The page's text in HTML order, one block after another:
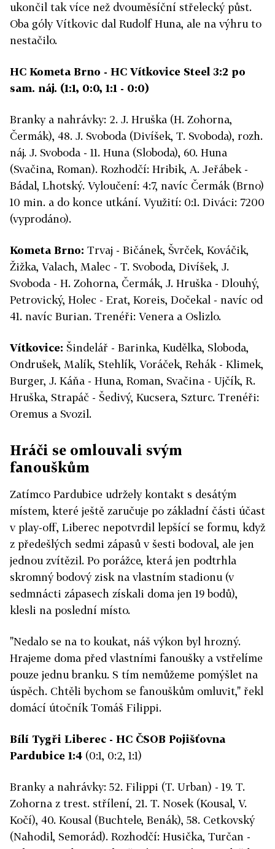
ukončil tak více než dvouměsíční střelecký půst.
Oba góly Vítkovic dal Rudolf Huna, ale na výhru to
nestačilo.
HC Kometa Brno - HC Vítkovice Steel 3:2 po
sam. náj. (1:1, 0:0, 1:1 - 0:0)
Branky a nahrávky: 2. J. Hruška (H. Zohorna,
Čermák), 48. J. Svoboda (Divíšek, T. Svoboda), rozh.
náj. J. Svoboda - 11. Huna (Sloboda), 60. Huna
(Svačina, Roman). Rozhodčí: Hribik, A. Jeřábek -
Bádal, Lhotský. Vyloučení: 4:7, navíc Čermák (Brno)
10 min. a do konce utkání. Využití: 0:1. Diváci: 7200
(vyprodáno).
Kometa Brno: Trvaj - Bičánek, Švrček, Kováčik,
Žižka, Valach, Malec - T. Svoboda, Divíšek, J.
Svoboda - H. Zohorna, Čermák, J. Hruška - Dlouhý,
Petrovický, Holec - Erat, Koreis, Dočekal - navíc od
41. navíc Burian. Trenéři: Venera a Oslizlo.
Vítkovice: Šindelář - Barinka, Kudělka, Sloboda,
Ondrušek, Malík, Stehlík, Voráček, Rehák - Klimek,
Burger, J. Káňa - Huna, Roman, Svačina - Ujčík, R.
Hruška, Strapáč - Šedivý, Kucsera, Szturc. Trenéři:
Oremus a Svozil.
Hráči se omlouvali svým
fanouškům
Zatímco Pardubice udržely kontakt s desátým
místem, které ještě zaručuje po základní části účast
v play-off, Liberec nepotvrdil lepšící se formu, když
z předešlých sedmi zápasů v šesti bodoval, ale jen
jednou zvítězil. Po porážce, která jen podtrhla
skromný bodový zisk na vlastním stadionu (v
sedmnácti zápasech získali doma jen 19 bodů),
klesli na poslední místo.
"Nedalo se na to koukat, náš výkon byl hrozný.
Hrajeme doma před vlastními fanoušky a vstřelíme
pouze jednu branku. S tím nemůžeme pomýšlet na
úspěch. Chtěli bychom se fanouškům omluvit," řekl
domácí útočník Tomáš Filippi.
Bílí Tygři Liberec - HC ČSOB Pojišťovna
Pardubice 1:4 (0:1, 0:2, 1:1)
Branky a nahrávky: 52. Filippi (T. Urban) - 19. T.
Zohorna z trest. střílení, 21. T. Nosek (Kousal, V.
Kočí), 40. Kousal (Buchtele, Benák), 58. Cetkovský
(Nahodil, Semorád). Rozhodčí: Husička, Turčan -